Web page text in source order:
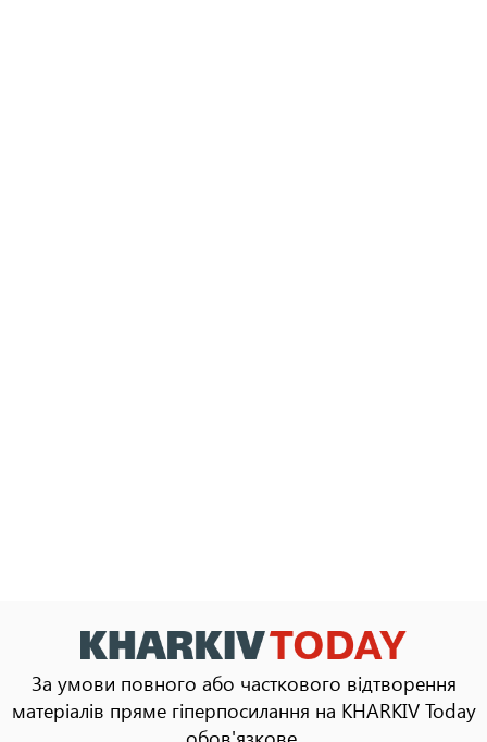
За умови повного або часткового відтворення
матеріалів пряме гіперпосилання на KHARKIV Today